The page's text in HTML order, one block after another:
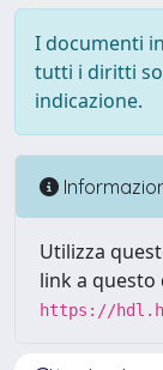
I documenti
tutti i diritti
indicazione.
Utilizza
link a
https://